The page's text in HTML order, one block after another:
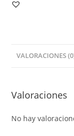
VALORACIONES
Valoraciones
No hay